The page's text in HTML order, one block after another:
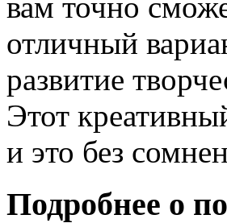
отличный
развитие
Этот
и это без
Подробнее о